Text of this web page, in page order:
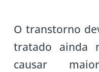
O transtorno
tratado ainda
causar